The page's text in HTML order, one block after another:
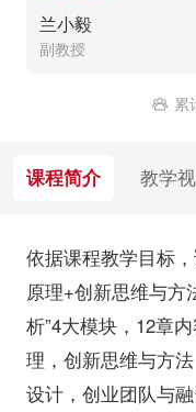
兰小毅
副教授
累
课程简介 教学
依据课程教学目标
原理+创新思维与方
析”4大模块，12章
理，创新思维与方
设计，创业团队与